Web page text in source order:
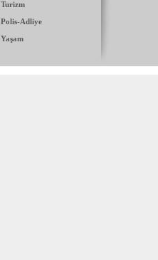
Turizm
Polis-Adliye
Yaşam